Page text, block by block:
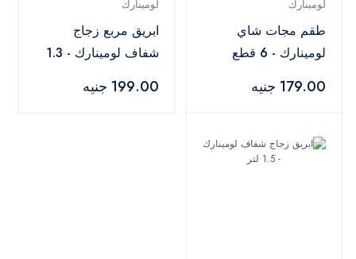
لومينارك
طقم مجات شاي
لومينارك - 6 قطع
179.00 جنيه
لومينارك
ابريق مربع زجاج
شفاف لومينارك - 1.3
199.00 جنيه